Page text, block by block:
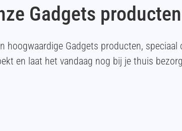
Gadgets producten
hoogwaardige Gadgets producten,
en laat het vandaag nog bij je thuis